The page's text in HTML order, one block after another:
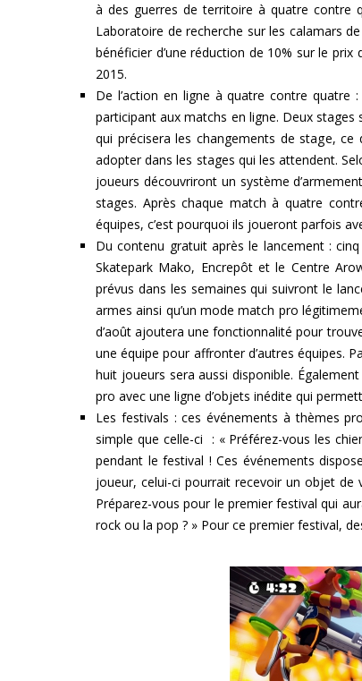
à des guerres de territoire à quatre contre
Laboratoire de recherche sur les calamars
bénéficier d’une réduction de 10% sur le
2015.
De l’action en ligne à quatre contre
participant aux matchs en ligne. Deux
qui précisera les changements de stage,
adopter dans les stages qui les attendent.
joueurs découvriront un système
stages. Après chaque match à quatre
équipes, c’est pourquoi ils joueront parfois
Du contenu gratuit après le lancement :
Skatepark Mako, Encrepôt et le Centre
prévus dans les semaines qui suivront le
armes ainsi qu’un mode match pro
d’août ajoutera une fonctionnalité pour
une équipe pour affronter d’autres équipes.
huit joueurs sera aussi disponible.
pro avec une ligne d’objets inédite qui
Les festivals : ces événements à thèmes
simple que celle-ci : « Préférez-vous les
pendant le festival ! Ces événements
joueur, celui-ci pourrait recevoir un objet de
Préparez-vous pour le premier festival qui
rock ou la pop ? » Pour ce premier festival,